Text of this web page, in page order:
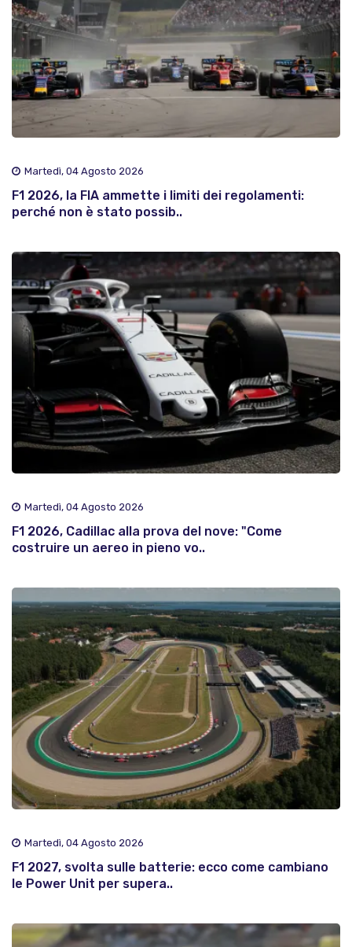
Martedì, 04 Agosto 2026
F1 2026, la FIA ammette i limiti dei regolamenti:
perché non è stato possib..
Martedì, 04 Agosto 2026
F1 2026, Cadillac alla prova del nove: "Come
costruire un aereo in pieno vo..
Martedì, 04 Agosto 2026
F1 2027, svolta sulle batterie: ecco come cambiano
le Power Unit per supera..